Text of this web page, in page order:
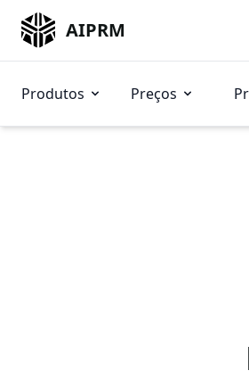
AIPRM
Produtos Preços